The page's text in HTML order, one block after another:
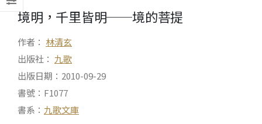
境明，千里皆明──境的菩提
作者： 林清玄
出版社： 九歌
出版日期：2010-09-29
書號：F1077
書系： 九歌文庫